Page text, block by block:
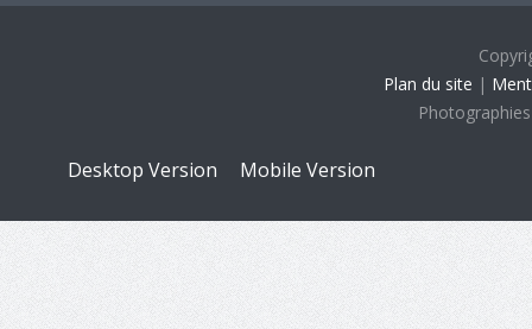
Plan du site |
Desktop Version Mobile Version